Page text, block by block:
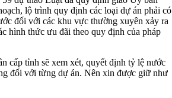
lộ trình quy định các loại dự án phải có
đối với các khu vực thường xuyên xảy ra
hình thức ưu đãi theo quy định của pháp
cấp tỉnh sẽ xem xét, quyết định tỷ lệ nước
đối với từng dự án. Nên xin được giữ như